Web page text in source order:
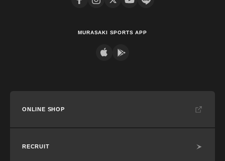
MURASAKI SPORTS APP
ONLINE SHOP
RECRUIT